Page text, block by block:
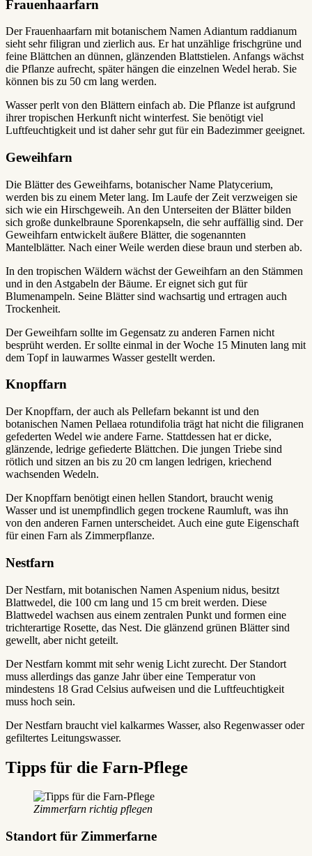
Frauenhaarfarn
Der Frauenhaarfarn mit botanischem Namen Adiantum raddianum
sieht sehr filigran und zierlich aus. Er hat unzählige frischgrüne und
feine Blättchen an dünnen, glänzenden Blattstielen. Anfangs wächst
die Pflanze aufrecht, später hängen die einzelnen Wedel herab. Sie
können bis zu 50 cm lang werden.
Wasser perlt von den Blättern einfach ab. Die Pflanze ist aufgrund
ihrer tropischen Herkunft nicht winterfest. Sie benötigt viel
Luftfeuchtigkeit und ist daher sehr gut für ein Badezimmer geeignet.
Geweihfarn
Die Blätter des Geweihfarns, botanischer Name Platycerium,
werden bis zu einem Meter lang. Im Laufe der Zeit verzweigen sie
sich wie ein Hirschgeweih. An den Unterseiten der Blätter bilden
sich große dunkelbraune Sporenkapseln, die sehr auffällig sind. Der
Geweihfarn entwickelt äußere Blätter, die sogenannten
Mantelblätter. Nach einer Weile werden diese braun und sterben ab.
In den tropischen Wäldern wächst der Geweihfarn an den Stämmen
und in den Astgabeln der Bäume. Er eignet sich gut für
Blumenampeln. Seine Blätter sind wachsartig und ertragen auch
Trockenheit.
Der Geweihfarn sollte im Gegensatz zu anderen Farnen nicht
besprüht werden. Er sollte einmal in der Woche 15 Minuten lang mit
dem Topf in lauwarmes Wasser gestellt werden.
Knopffarn
Der Knopffarn, der auch als Pellefarn bekannt ist und den
botanischen Namen Pellaea rotundifolia trägt hat nicht die filigranen
gefederten Wedel wie andere Farne. Stattdessen hat er dicke,
glänzende, ledrige gefiederte Blättchen. Die jungen Triebe sind
rötlich und sitzen an bis zu 20 cm langen ledrigen, kriechend
wachsenden Wedeln.
Der Knopffarn benötigt einen hellen Standort, braucht wenig
Wasser und ist unempfindlich gegen trockene Raumluft, was ihn
von den anderen Farnen unterscheidet. Auch eine gute Eigenschaft
für einen Farn als Zimmerpflanze.
Nestfarn
Der Nestfarn, mit botanischen Namen Aspenium nidus, besitzt
Blattwedel, die 100 cm lang und 15 cm breit werden. Diese
Blattwedel wachsen aus einem zentralen Punkt und formen eine
trichterartige Rosette, das Nest. Die glänzend grünen Blätter sind
gewellt, aber nicht geteilt.
Der Nestfarn kommt mit sehr wenig Licht zurecht. Der Standort
muss allerdings das ganze Jahr über eine Temperatur von
mindestens 18 Grad Celsius aufweisen und die Luftfeuchtigkeit
muss hoch sein.
Der Nestfarn braucht viel kalkarmes Wasser, also Regenwasser oder
gefiltertes Leitungswasser.
Tipps für die Farn-Pflege
Zimmerfarn richtig pflegen
Standort für Zimmerfarne